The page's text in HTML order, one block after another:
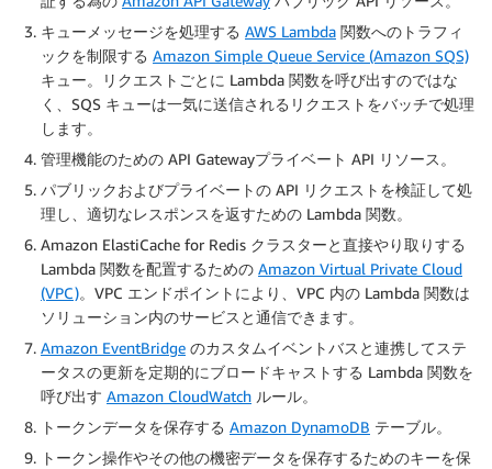
キューメッセージを処理する AWS Lambda 関数へのトラフィ
ックを制限する Amazon Simple Queue Service (Amazon SQS)
キュー。リクエストごとに Lambda 関数を呼び出すのではな
く、SQS キューは一気に送信されるリクエストをバッチで処理
します。
管理機能のための API Gatewayプライベート API リソース。
パブリックおよびプライベートの API リクエストを検証して処
理し、適切なレスポンスを返すための Lambda 関数。
Amazon ElastiCache for Redis クラスターと直接やり取りする
Lambda 関数を配置するための Amazon Virtual Private Cloud
(VPC)。VPC エンドポイントにより、VPC 内の Lambda 関数は
ソリューション内のサービスと通信できます。
Amazon EventBridge のカスタムイベントバスと連携してステ
ータスの更新を定期的にブロードキャストする Lambda 関数を
呼び出す Amazon CloudWatch ルール。
トークンデータを保存する Amazon DynamoDB テーブル。
トークン操作やその他の機密データを保存するためのキーを保